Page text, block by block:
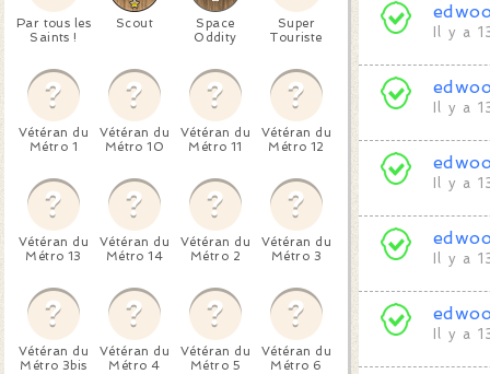
Par tous les
Saints !
Scout
Space
Oddity
Super
Touriste
Vétéran du
Métro 1
Vétéran du
Métro 10
Vétéran du
Métro 11
Vétéran du
Métro 12
Vétéran du
Métro 13
Vétéran du
Métro 14
Vétéran du
Métro 2
Vétéran du
Métro 3
Vétéran du
Métro 3bis
Vétéran du
Métro 4
Vétéran du
Métro 5
Vétéran du
Métro 6
Il y a
Il y a
Il y a
Il y a
Il y a